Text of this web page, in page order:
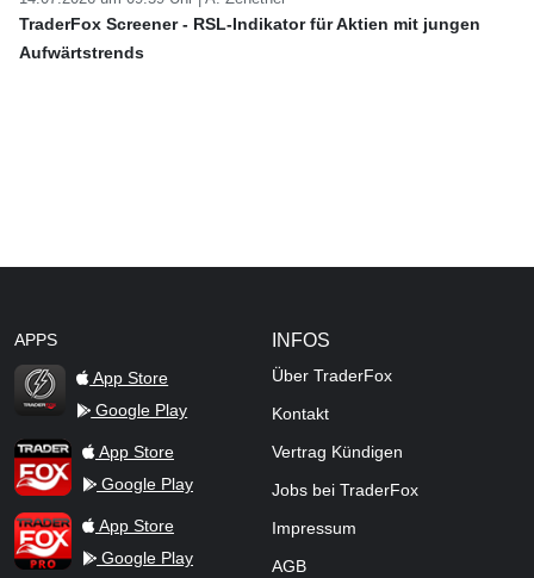
TraderFox Screener - RSL-Indikator für Aktien mit jungen
Aufwärtstrends
APPS
TraderFox Flash
App Store
Google Play
TraderFox AppApp Store
Google Play
TraderFox ProApp Store
Google Play
INFOS
Über TraderFox
Kontakt
Vertrag Kündigen
Jobs bei TraderFox
Impressum
AGB